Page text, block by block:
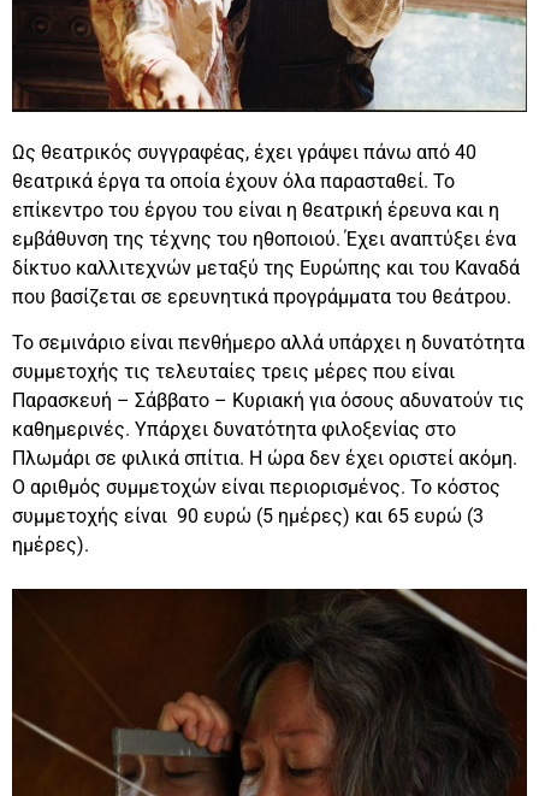
Ως θεατρικός συγγραφέας, έχει γράψει πάνω από 40
θεατρικά έργα τα οποία έχουν όλα παρασταθεί. Το
επίκεντρο του έργου του είναι η θεατρική έρευνα και η
εμβάθυνση της τέχνης του ηθοποιού. Έχει αναπτύξει ένα
δίκτυο καλλιτεχνών μεταξύ της Ευρώπης και του Καναδά
που βασίζεται σε ερευνητικά προγράμματα του θεάτρου.
Το σεμινάριο είναι πενθήμερο αλλά υπάρχει η δυνατότητα
συμμετοχής τις τελευταίες τρεις μέρες που είναι
Παρασκευή – Σάββατο – Κυριακή για όσους αδυνατούν τις
καθημερινές. Υπάρχει δυνατότητα φιλοξενίας στο
Πλωμάρι σε φιλικά σπίτια. Η ώρα δεν έχει οριστεί ακόμη.
Ο αριθμός συμμετοχών είναι περιορισμένος. Το κόστος
συμμετοχής είναι 90 ευρώ (5 ημέρες) και 65 ευρώ (3
ημέρες).